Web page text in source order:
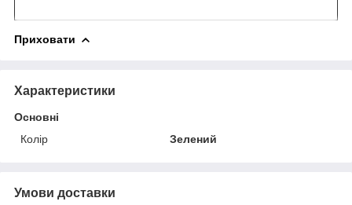
Приховати
Характеристики
Основні
Колір
Зелений
Умови доставки